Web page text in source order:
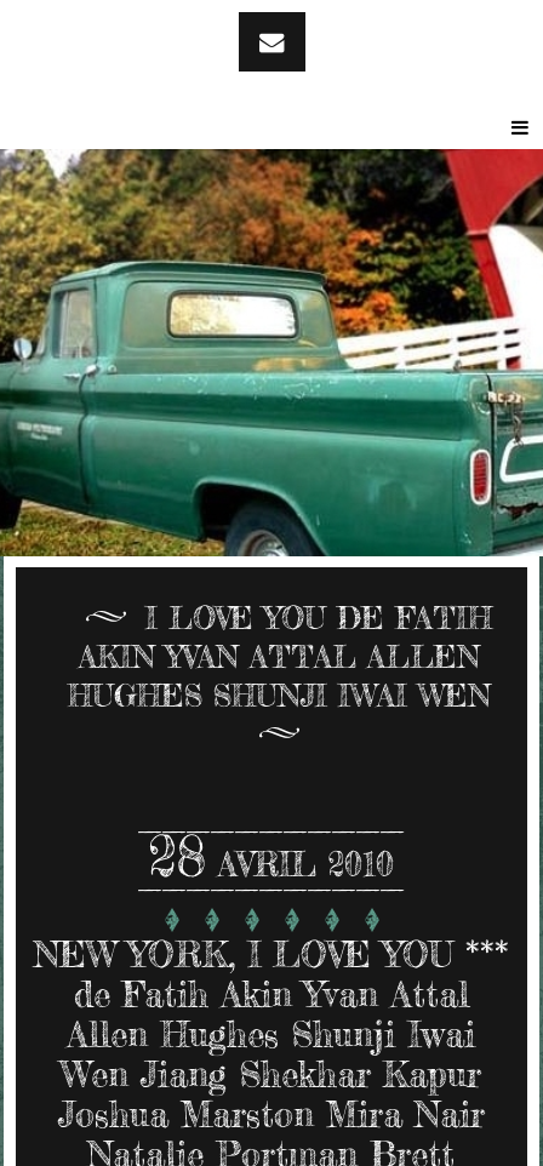
I LOVE YOU DE FATIH
AKIN YVAN ATTAL ALLEN
HUGHES SHUNJI IWAI WEN
28 AVRIL 2010
NEW YORK, I LOVE YOU ***
de Fatih Akin Yvan Attal
Allen Hughes Shunji Iwai
Wen Jiang Shekhar Kapur
Joshua Marston Mira Nair
Natalie Portman Brett